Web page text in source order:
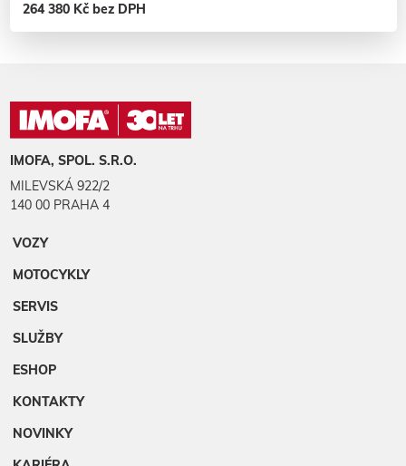
264 380 Kč bez DPH
IMOFA, SPOL. S.R.O.
MILEVSKÁ 922/2
140 00 PRAHA 4
VOZY
MOTOCYKLY
SERVIS
SLUŽBY
ESHOP
KONTAKTY
NOVINKY